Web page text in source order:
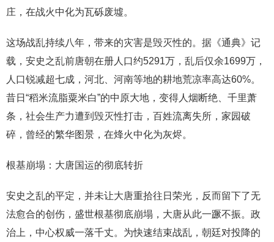
庄，在战火中化为瓦砾废墟。
这场战乱持续八年，带来的灾害是毁灭性的。据《通典》记
载，安史之乱前唐朝在册人口约5291万，乱后仅余1699万，
人口锐减超七成，河北、河南等地的耕地荒凉率高达60%。
昔日“稻米流脂粟米白”的中原大地，变得人烟断绝、千里萧
条，社会生产力遭到毁灭性打击，百姓流离失所，家园破
碎，曾经的繁华图景，在烽火中化为灰烬。
根基崩塌：大唐国运的彻底转折
安史之乱的平定，并未让大唐重拾往日荣光，反而留下了无
法愈合的创伤，盛世根基彻底崩塌，大唐从此一蹶不振。政
治上，中心权威一落千丈。为快速结束战乱，朝廷对投降的